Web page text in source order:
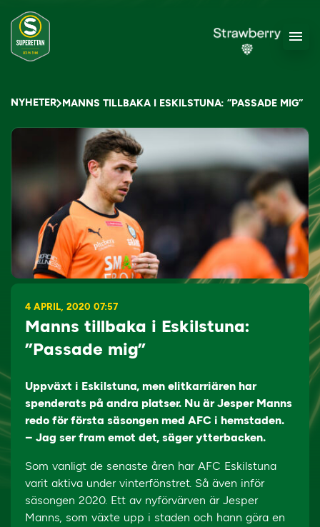
NYHETER MANNS TILLBAKA I ESKILSTUNA: ”PASSADE MIG”
4 APRIL, 2020 07:57
Manns tillbaka i Eskilstuna:
”Passade mig”
Uppväxt i Eskilstuna, men elitkarriären har
spenderats på andra platser. Nu är Jesper Manns
redo för första säsongen med AFC i hemstaden.
– Jag ser fram emot det, säger ytterbacken.
Som vanligt de senaste åren har AFC Eskilstuna
varit aktiva under vinterfönstret. Så även inför
säsongen 2020. Ett av nyförvärven är Jesper
Manns, som växte upp i staden och hann göra en